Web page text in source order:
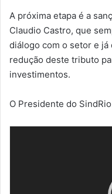
A próxima etapa é a
Claudio Castro, que
diálogo com o setor e
redução deste tributo
investimentos.
O Presidente do